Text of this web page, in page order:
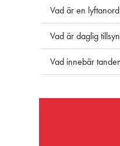
Vad är en
Vad är daglig
Vad innebär